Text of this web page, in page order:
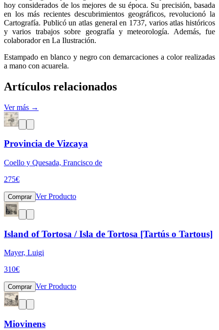
hoy considerados de los mejores de su época. Su precisión, basada
en los más recientes descubrimientos geográficos, revolucionó la
Cartografía. Publicó un atlas general en 1737, varios atlas históricos
y varios trabajos sobre geografía y meteorología. Además, fue
colaborador en La Ilustración.
Estampado en blanco y negro con demarcaciones a color realizadas
a mano con acuarela.
Artículos relacionados
Ver más →
Provincia de Vizcaya
Coello y Quesada, Francisco de
275€
Comprar Ver Producto
Island of Tortosa / Isla de Tortosa [Tartús o Tartous]
Mayer, Luigi
310€
Comprar Ver Producto
Miovinens